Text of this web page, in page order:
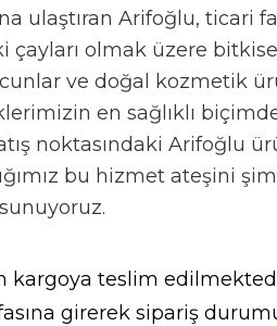
ulaştıran Arifoğlu, ticari
olmak üzere
ve doğal kozmetik
en sağlıklı
noktasındaki Arifoğlu
bu hizmet ateşini
kargoya teslim
girerek sipariş